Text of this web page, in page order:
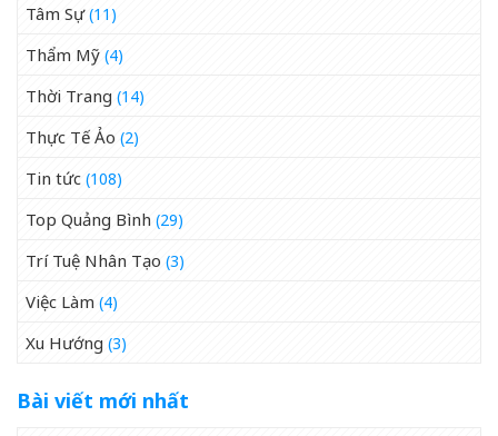
Tâm Sự(11)
Thẩm Mỹ (4)
Thời Trang (14)
Thực Tế Ảo (2)
Tin tức (108)
Top Quảng Bình (29)
Trí Tuệ Nhân Tạo (3)
Việc Làm (4)
Xu Hướng (3)
Bài viết mới nhất